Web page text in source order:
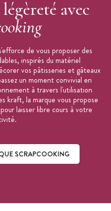
avec
de vous proposer des
inspirés du matériel
vos pâtisseries et gâteaux
un moment convivial en
à travers l'utilisation
kraft, la marque vous propose
laisser libre cours à votre
SCRAPCOOKING